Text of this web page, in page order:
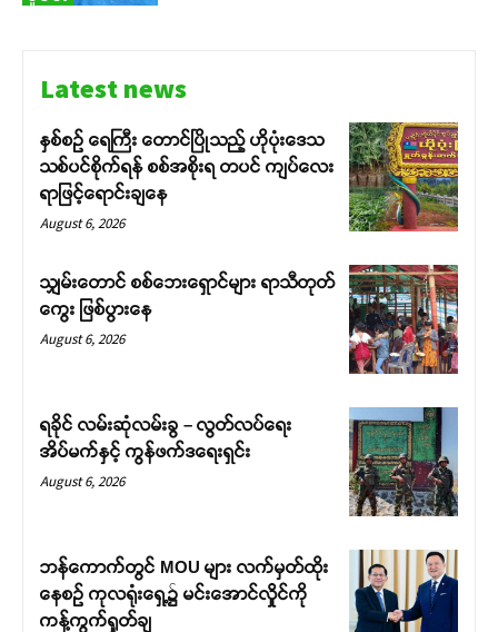
Latest news
နှစ်စဉ် ရေကြီး တောင်ပြိုသည့် ဟိုပုံးဒေသ
သစ်ပင်စိုက်ရန် စစ်အစိုးရ တပင် ကျပ်လေး
ရာဖြင့်ရောင်းချနေ
August 6, 2026
သျှမ်းတောင် စစ်ဘေးရှောင်များ ရာသီတုတ်
ကွေး ဖြစ်ပွားနေ
August 6, 2026
ရခိုင် လမ်းဆုံလမ်းခွ – လွတ်လပ်ရေး
အိပ်မက်နှင့် ကွန်ဖက်ဒရေးရှင်း
August 6, 2026
ဘန်ကောက်တွင် MOU များ လက်မှတ်ထိုး
နေစဉ် ကုလရုံးရှေ့၌ မင်းအောင်လှိုင်ကို
ကန့်ကွက်ရှုတ်ချ